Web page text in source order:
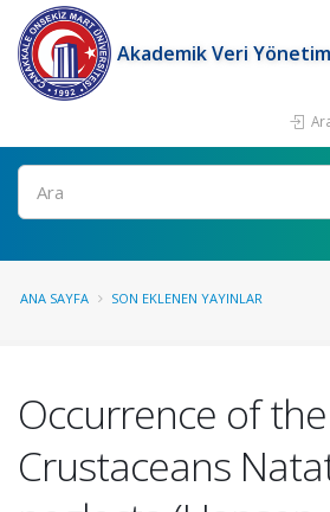
Akademik Veri
Ara
ANA SAYFA SON EKLENEN YAYINLAR
Occurrence of
Crustaceans